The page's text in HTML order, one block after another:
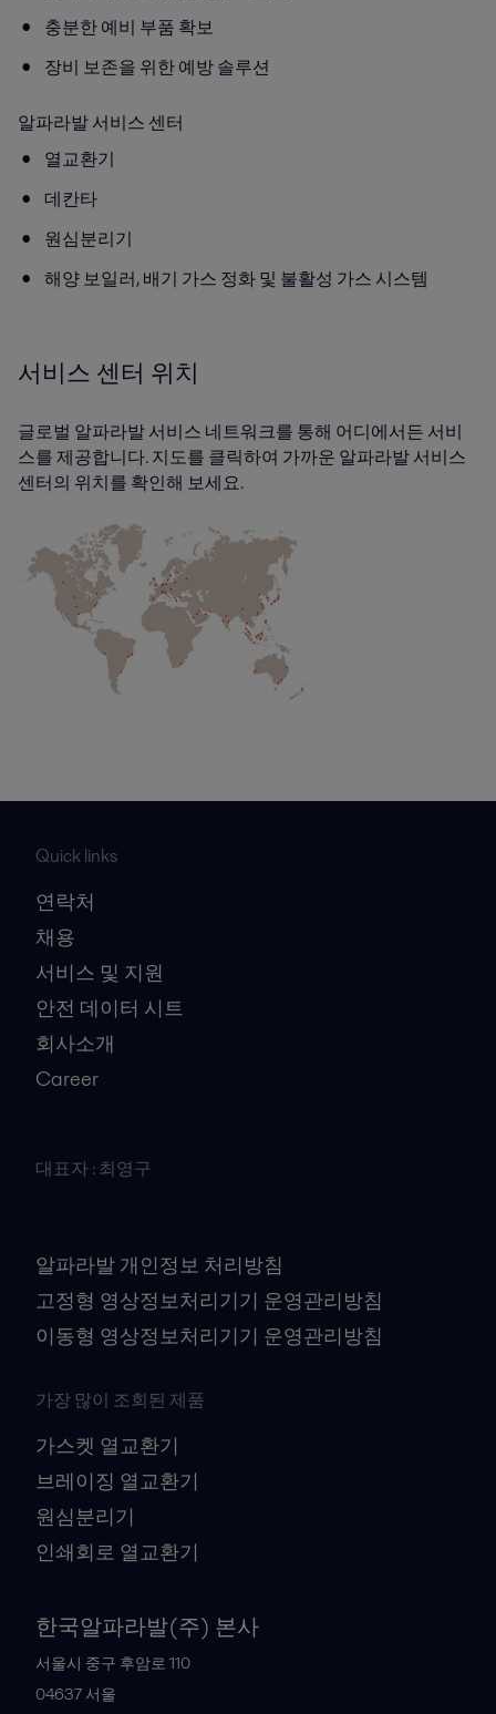
충분한 예비 부품 확보
장비 보존을 위한 예방 솔루션
알파라발 서비스 센터
열교환기
데칸타
원심분리기
해양 보일러, 배기 가스 정화 및 불활성 가스 시스템
서비스 센터 위치
글로벌 알파라발 서비스 네트워크를 통해 어디에서든 서비
스를 제공합니다. 지도를 클릭하여 가까운 알파라발 서비스
센터의 위치를 확인해 보세요.
Quick links
연락처
채용
서비스 및 지원
안전 데이터 시트
회사소개
Career
대표자 : 최영구
알파라발 개인정보 처리방침
고정형 영상정보처리기기 운영관리방침
이동형 영상정보처리기기 운영관리방침
가장 많이 조회된 제품
가스켓 열교환기
브레이징 열교환기
원심분리기
인쇄회로 열교환기
한국알파라발(주) 본사
서울시 중구 후암로 110
04637 서울